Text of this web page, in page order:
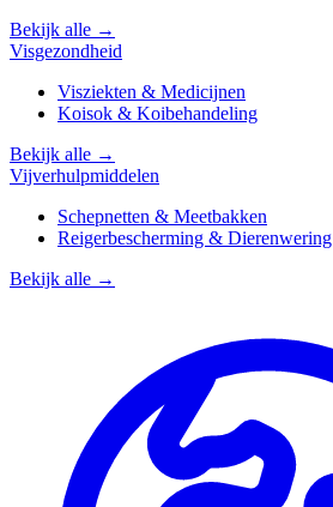
Bekijk alle →
Visgezondheid
Visziekten & Medicijnen
Koisok & Koibehandeling
Bekijk alle →
Vijverhulpmiddelen
Schepnetten & Meetbakken
Reigerbescherming & Dierenwering
Bekijk alle →